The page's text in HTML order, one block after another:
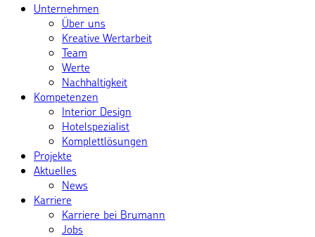
Unternehmen
Über uns
Kreative Wertarbeit
Team
Werte
Nachhaltigkeit
Kompetenzen
Interior Design
Hotelspezialist
Komplettlösungen
Projekte
Aktuelles
News
Karriere
Karriere bei Brumann
Jobs